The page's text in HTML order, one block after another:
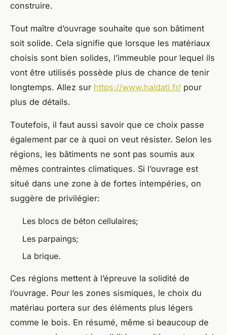
construire.
Tout maître d’ouvrage souhaite que son bâtiment
soit solide. Cela signifie que lorsque les matériaux
choisis sont bien solides, l’immeuble pour lequel ils
vont être utilisés possède plus de chance de tenir
longtemps. Allez sur https://www.haldati.fr/ pour
plus de détails.
Toutefois, il faut aussi savoir que ce choix passe
également par ce à quoi on veut résister. Selon les
régions, les bâtiments ne sont pas soumis aux
mêmes contraintes climatiques. Si l’ouvrage est
situé dans une zone à de fortes intempéries, on
suggère de privilégier:
Les blocs de béton cellulaires;
Les parpaings;
La brique.
Ces régions mettent à l’épreuve la solidité de
l’ouvrage. Pour les zones sismiques, le choix du
matériau portera sur des éléments plus légers
comme le bois. En résumé, même si beaucoup de